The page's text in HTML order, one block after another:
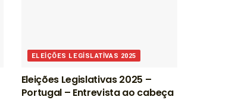
ELEIÇÕES LEGISLATIVAS 2025
Eleições Legislativas 2025 –
Portugal – Entrevista ao cabeça